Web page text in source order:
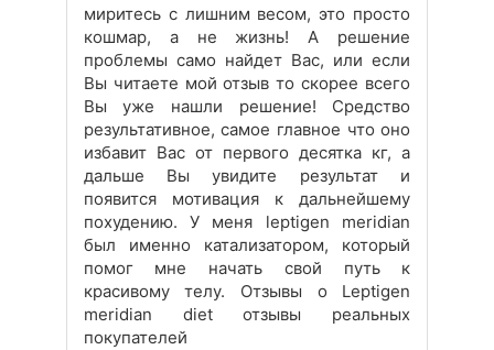
миритесь с лишним весом, это просто
кошмар, а не жизнь! А решение
проблемы само найдет Вас, или если
Вы читаете мой отзыв то скорее всего
Вы уже нашли решение! Средство
результативное, самое главное что оно
избавит Вас от первого десятка кг, а
дальше Вы увидите результат и
появится мотивация к дальнейшему
похудению. У меня leptigen meridian
был именно катализатором, который
помог мне начать свой путь к
красивому телу. Отзывы о Leptigen
meridian diet отзывы реальных
покупателей